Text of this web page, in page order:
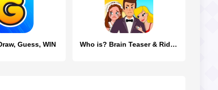
Guess, WIN Who is? Brain Teaser & Riddles